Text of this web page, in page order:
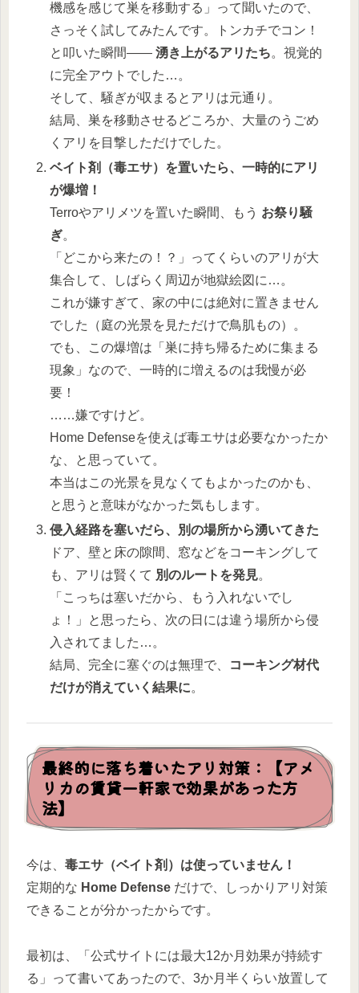
機感を感じて巣を移動する」って聞いたので、
さっそく試してみたんです。トンカチでコン！
と叩いた瞬間——湧き上がるアリたち。視覚的
に完全アウトでした…。
そして、騒ぎが収まるとアリは元通り。
結局、巣を移動させるどころか、大量のうごめ
くアリを目撃しただけでした。
ベイト剤（毒エサ）を置いたら、一時的にアリ
が爆増！
Terroやアリメツを置いた瞬間、もう お祭り騒
ぎ。
「どこから来たの！？」ってくらいのアリが大
集合して、しばらく周辺が地獄絵図に…。
これが嫌すぎて、家の中には絶対に置きません
でした（庭の光景を見ただけで鳥肌もの）。
でも、この爆増は「巣に持ち帰るために集まる
現象」なので、一時的に増えるのは我慢が必
要！
……嫌ですけど。
Home Defenseを使えば毒エサは必要なかったか
な、と思っていて。
本当はこの光景を見なくてもよかったのかも、
と思うと意味がなかった気もします。
侵入経路を塞いだら、別の場所から湧いてきた
ドア、壁と床の隙間、窓などをコーキングして
も、アリは賢くて 別のルートを発見。
「こっちは塞いだから、もう入れないでし
ょ！」と思ったら、次の日には違う場所から侵
入されてました…。
結局、完全に塞ぐのは無理で、
コーキング材代
だけが消えていく結果に。
最終的に落ち着いたアリ対策：【アメ
リカの賃貸一軒家で効果があった方
法】
今は、 毒エサ（ベイト剤）は使っていません！
定期的な Home Defense だけで、しっかりアリ対策
できることが分かったからです。
最初は、「公式サイトには最大12か月効果が持続す
る」って書いてあったので、3か月半くらい放置して